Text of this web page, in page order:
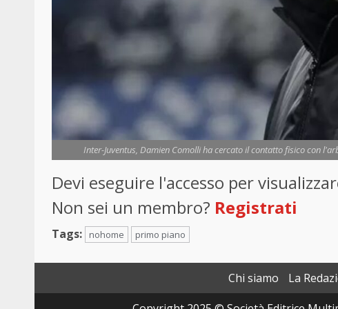
Inter-Juventus, Damien Comolli ha cercato il contatto fisico con
Devi eseguire l'accesso per
Non sei un membro? Registrati
Tags: nohome primo piano
Chi siamo La